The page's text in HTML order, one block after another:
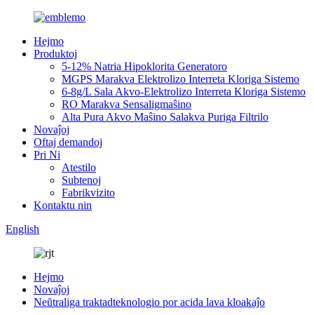
Hejmo
Produktoj
5-12% Natria Hipoklorita Generatoro
MGPS Marakva Elektrolizo Interreta Kloriga Sistemo
6-8g/L Sala Akvo-Elektrolizo Interreta Kloriga Sistemo
RO Marakva Sensaligmaŝino
Alta Pura Akvo Maŝino Salakva Puriga Filtrilo
Novaĵoj
Oftaj demandoj
Pri Ni
Atestilo
Subtenoj
Fabrikvizito
Kontaktu nin
English
Hejmo
Novaĵoj
Neŭtraliga traktadteknologio por acida lava kloakaĵo